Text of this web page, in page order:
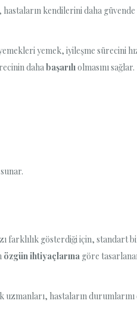
kendilerini daha
yemek, iyileşme sürecini
dahabaşarılıolmasını sağlar.
farklılık gösterdiği için, standart
özgün ihtiyaçlarına göre
hastaların durumlarını